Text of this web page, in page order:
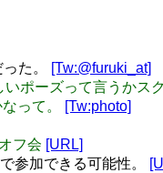
た。 [Tw:@furuki_at]
ーズって言うかス
って。
[Tw:photo]
フ会 [URL]
参加できる可能性。